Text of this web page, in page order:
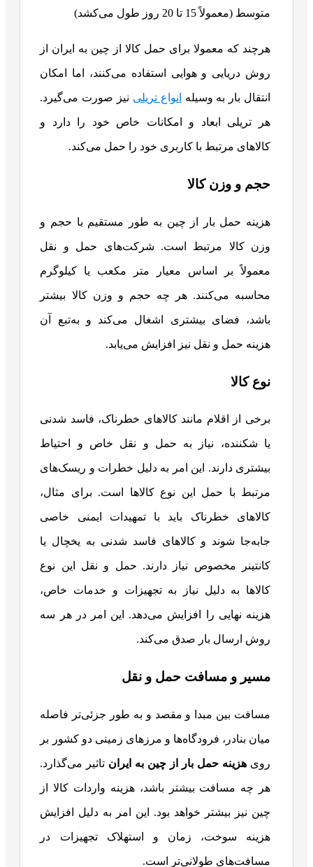
متوسط (معمولاً 15 تا 20 روز طول می‌کشد)
هرچند که معمولا برای حمل کالا از چین به ایران از
روش دریایی و هوایی استفاده می‌کنند، اما امکان
انتقال بار به وسیله انواع تریلی نیز صورت می‌گیرد.
هر تریلی ابعاد و امکانات خاص خود را دارد و
کالاهای مرتبط با کاربری خود را حمل می‌کند.
حجم و وزن کالا
هزینه حمل بار از چین به طور مستقیم با حجم و
وزن کالا مرتبط است. شرکت‌های حمل و نقل
معمولاً بر اساس معیار متر مکعب یا کیلوگرم
محاسبه می‌کنند. هر چه حجم و وزن کالا بیشتر
باشد، فضای بیشتری اشغال می‌کند و به‌تبع آن
هزینه حمل و نقل نیز افزایش می‌یابد.
نوع کالا
برخی از اقلام مانند کالاهای خطرناک، فاسد شدنی
یا شکننده، نیاز به حمل و نقل خاص و احتیاط
بیشتری دارند. این امر به دلیل خطرات و ریسک‌های
مرتبط با حمل این نوع کالاها است. برای مثال،
کالاهای خطرناک باید با تمهیدات ایمنی خاصی
جابه‌جا شوند و کالاهای فاسد شدنی به یخچال یا
کانتینر مخصوص نیاز دارند. حمل و نقل این نوع
کالاها به دلیل نیاز به تجهیزات و خدمات خاص،
هزینه نهایی را افزایش می‌دهد. این امر در هر سه
روش ارسال بار صدق می‌کند.
مسیر و مسافت حمل و نقل
مسافت بین مبدا و مقصد و به طور جزئی‌تر فاصله
میان بنادر، فرودگاه‌ها و مرزهای زمینی دو کشور بر
روی هزینه حمل بار از چین به ایران تاثیر می‌گذارد.
هر چه مسافت بیشتر باشد، هزینه واردات کالا از
چین نیز بیشتر خواهد بود. این امر به دلیل افزایش
هزینه سوخت، زمان و استهلاک تجهیزات در
مسافت‌های طولانی‌تر است.